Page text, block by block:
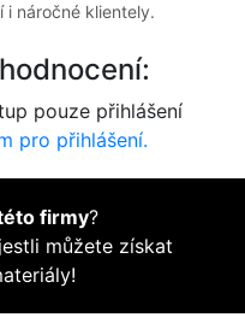
i náročné klientely.
pouze přihlášení
pro přihlášení.
firmy?
můžete získat